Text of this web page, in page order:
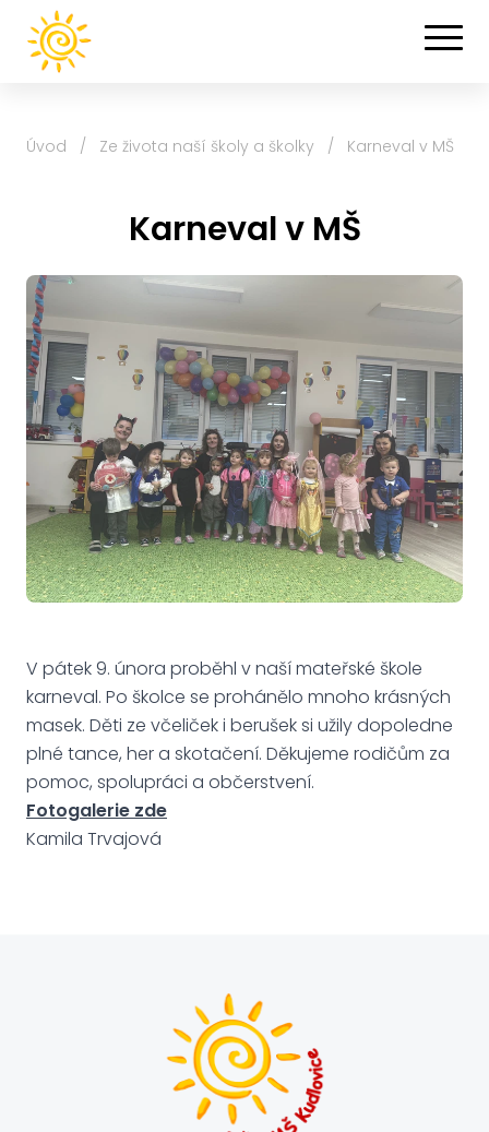
Úvod / Ze života naší školy a školky / Karneval v MŠ
Karneval v MŠ
V pátek 9. února proběhl v naší mateřské škole
karneval. Po školce se prohánělo mnoho krásných
masek. Děti ze včeliček i berušek si užily dopoledne
plné tance, her a skotačení. Děkujeme rodičům za
pomoc, spolupráci a občerstvení.
Fotogalerie zde
Kamila Trvajová